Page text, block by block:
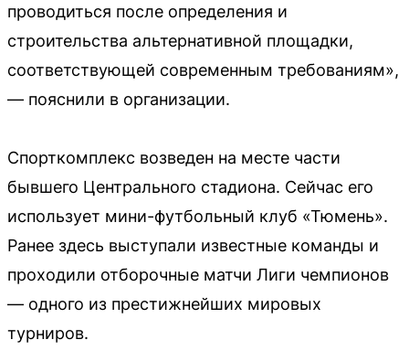
проводиться после определения и
строительства альтернативной площадки,
соответствующей современным требованиям»,
— пояснили в организации.
Спорткомплекс возведен на месте части
бывшего Центрального стадиона. Сейчас его
использует мини-футбольный клуб «Тюмень».
Ранее здесь выступали известные команды и
проходили отборочные матчи Лиги чемпионов
— одного из престижнейших мировых
турниров.